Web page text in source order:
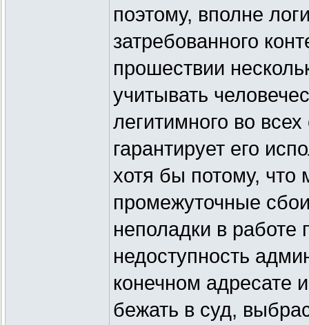
поэтому, вполне
затребованного
прошествии
учитывать
легитимного во
гарантирует его
хотя бы потому, что
промежуточные
неполадки в работе
недоступность
конечном адресате
бежать в суд,